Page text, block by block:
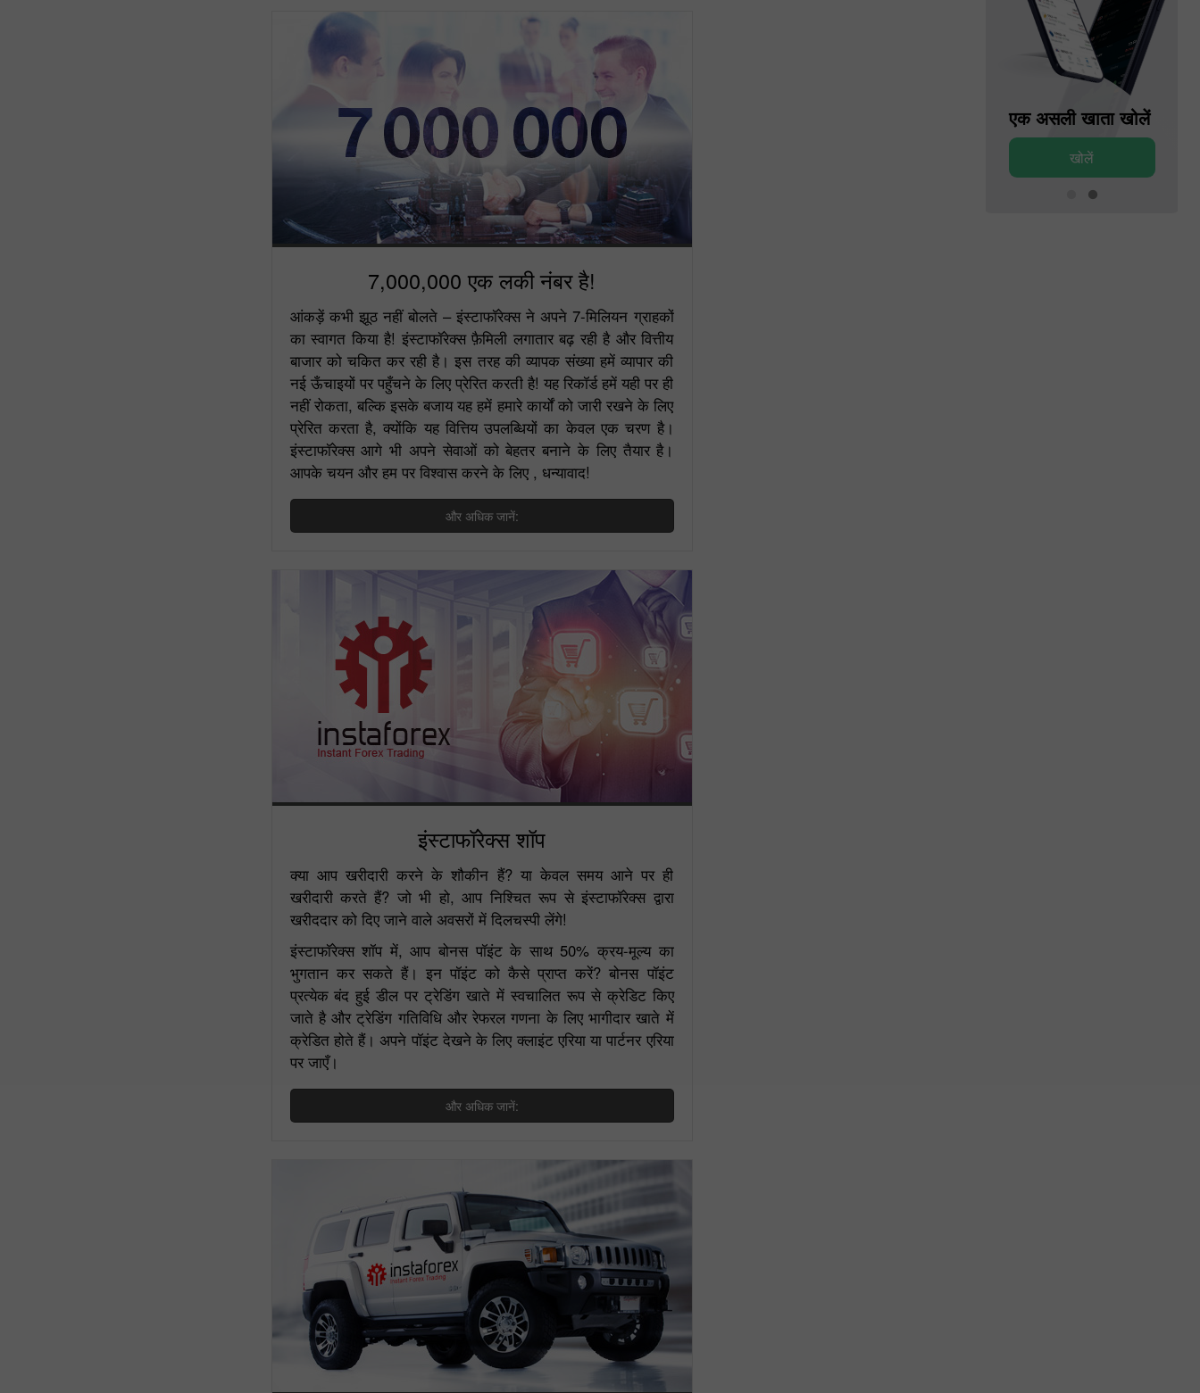
7,000,000 एक लकी नंबर है!
आंकड़ें कभी झूठ नहीं बोलते – इंस्टाफॉरेक्स ने अपने 7-मिलियन ग्राहकों
का स्वागत किया है! इंस्टाफॉरेक्स फ़ैमिली लगातार बढ़ रही है और वित्तीय
बाजार को चकित कर रही है। इस तरह की व्यापक संख्या हमें व्यापार की
नई ऊँचाइयों पर पहुँचने के लिए प्रेरित करती है! यह रिकॉर्ड हमें यही पर ही
नहीं रोकता, बल्कि इसके बजाय यह हमें हमारे कार्यों को जारी रखने के लिए
प्रेरित करता है, क्योंकि यह वित्तिय उपलब्धियों का केवल एक चरण है।
इंस्टाफॉरेक्स आगे भी अपने सेवाओं को बेहतर बनाने के लिए तैयार है।
आपके चयन और हम पर विश्वास करने के लिए , धन्यावाद!
और अधिक जानें:
इंस्टाफॉरेक्स शॉप
क्या आप खरीदारी करने के शौकीन हैं? या केवल समय आने पर ही
खरीदारी करते हैं? जो भी हो, आप निश्चित रूप से इंस्टाफॉरेक्स द्वारा
खरीददार को दिए जाने वाले अवसरों में दिलचस्पी लेंगे!
इंस्टाफॉरेक्स शॉप में, आप बोनस पॉइंट के साथ 50% क्रय-मूल्य का
भुगतान कर सकते हैं। इन पॉइंट को कैसे प्राप्त करें? बोनस पॉइंट
प्रत्येक बंद हुई डील पर ट्रेडिंग खाते में स्वचालित रूप से क्रेडिट किए
जाते है और ट्रेडिंग गतिविधि और रेफरल गणना के लिए भागीदार खाते में
क्रेडित होते हैं। अपने पॉइंट देखने के लिए क्लाइंट एरिया या पार्टनर एरिया
पर जाएँ।
और अधिक जानें:
एक डेमो खाता खोलें
खोलें
एक असली खाता खोलें एक असली खाता खोलें
खोलें